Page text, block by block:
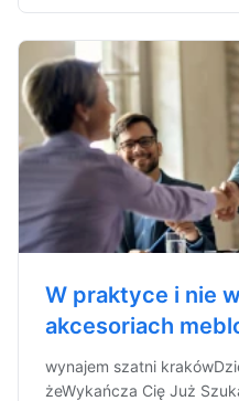
W praktyce i nie
akcesoriach
wynajem szatni
żeWykańcza Cię Już